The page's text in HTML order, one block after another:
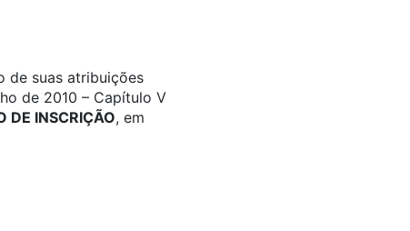
de suas atribuições
de 2010 – Capítulo V
DE INSCRIÇÃO, em